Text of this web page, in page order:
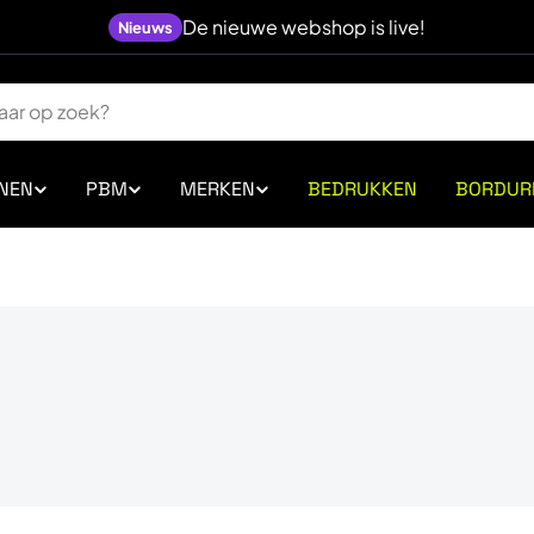
Nieuws De nieuwe webshop is live!
PBM MERKEN BEDRUKKEN